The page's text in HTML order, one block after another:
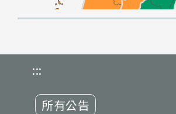
:::
所有公告